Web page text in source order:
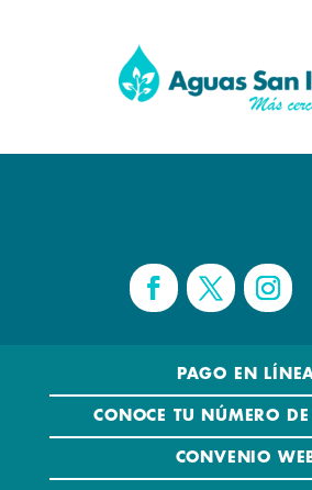
PAGO EN
CONOCE TU NÚMERO
CONVENIO